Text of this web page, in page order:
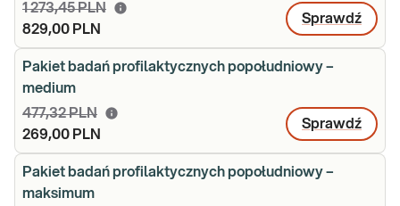
1 273,45 PLN
829,00 PLN
Sprawdź
Pakiet badań profilaktycznych popołudniowy –
medium
477,32 PLN
269,00 PLN
Sprawdź
Pakiet badań profilaktycznych popołudniowy –
maksimum